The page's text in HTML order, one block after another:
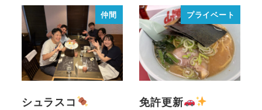
仲間
シュラスコ
プライベート
免許更新